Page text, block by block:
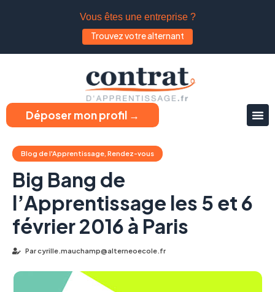
Vous êtes une entreprise ?
Trouvez votre alternant
Déposer mon profil →
Blog de l'Apprentissage, Rendez-vous
Big Bang de
l’Apprentissage les 5 et 6
février 2016 à Paris
Parcyrille.mauchamp@alterneoecole.fr